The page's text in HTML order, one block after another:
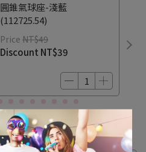
圓錐氣球座-淺藍
(112725.54)
Price NT$49
Discount NT$39